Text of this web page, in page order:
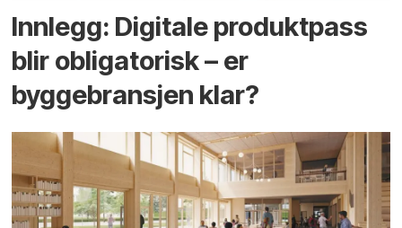
Innlegg: Digitale produktpass
blir obligatorisk – er
byggebransjen klar?